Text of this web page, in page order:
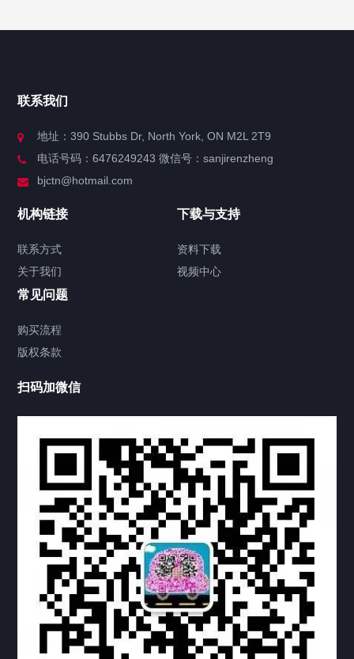
服务分类
签署类文件海牙认证程序费用
视频中心
热门标签 TAG
机构链接
联系方式 关于我们
下载与支持
资料下载 视频中心
常见问题
购买流程 版权条款
联系我们
地址：390 Stubbs Dr, North York, ON M2L 2T9
电话号码：6476249243 微信号：sanjirenzheng
bjctn@hotmail.com
机构链接
联系方式
关于我们
下载与支持
资料下载
视频中心
常见问题
购买流程
版权条款
扫码加微信